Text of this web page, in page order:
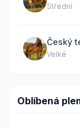
Střední
Český
Velké
Oblíbená